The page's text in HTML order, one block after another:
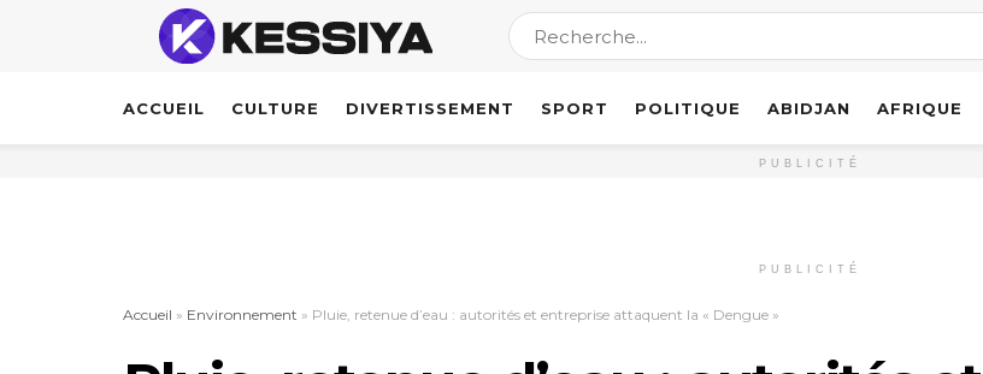
ACCUEIL CULTURE DIVERTISSEMENT SPORT POLITIQUE ABIDJAN AFRIQUE
PUBLICITÉ
PUBLICITÉ
Accueil » Environnement » Pluie, retenue d’eau : autorités et entreprise attaquent la « Dengue »